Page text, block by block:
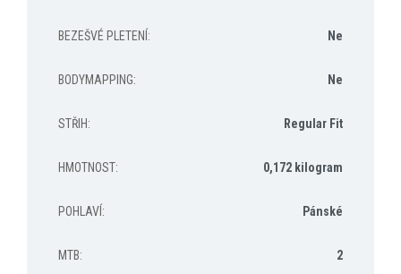
BEZEŠVÉ PLETENÍ : Ne
BODYMAPPING: Ne
STŘIH: Regular Fit
HMOTNOST: 0,172 kilogram
POHLAVÍ : Pánské
MTB: 2